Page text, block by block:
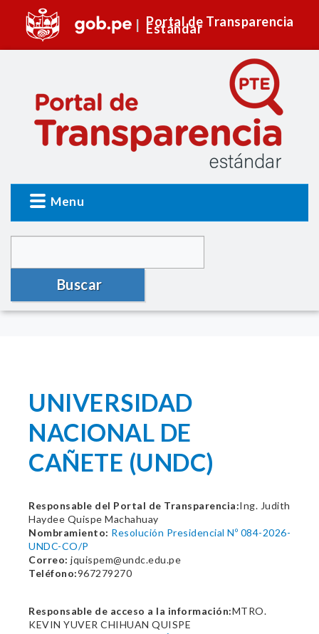
Portal de Transparencia
Estándar
Menu
Buscar
UNIVERSIDAD
NACIONAL DE
CAÑETE (UNDC)
Responsable del Portal de Transparencia:Ing. Judith
Haydee Quispe Machahuay
Nombramiento: Resolución Presidencial Nº 084-2026-
UNDC-CO/P
Correo: jquispem@undc.edu.pe
Teléfono:967279270
Responsable de acceso a la información:MTRO.
KEVIN YUVER CHIHUAN QUISPE